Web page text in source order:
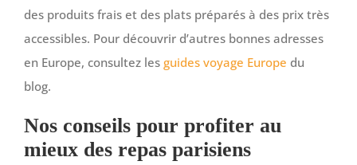
des produits frais et des plats préparés à des prix très
accessibles. Pour découvrir d’autres bonnes adresses
en Europe, consultez les guides voyage Europe du
blog.
Nos conseils pour profiter au
mieux des repas parisiens